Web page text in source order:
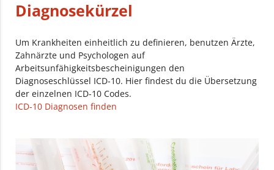
Diagnosekürzel
Um Krankheiten einheitlich zu definieren, benutzen Ärzte,
Zahnärzte und Psychologen auf
Arbeitsunfähigkeitsbescheinigungen den
Diagnoseschlüssel ICD-10. Hier findest du die Übersetzung
der einzelnen ICD-10 Codes.
ICD-10 Diagnosen finden